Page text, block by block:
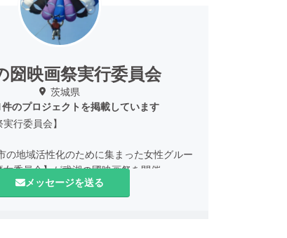
圀映画祭実行委員会
茨城県
のプロジェクトを掲載しています
行委員会】
の地域活性化のために集まった女性グルー
委員会】が弐湖の國映画祭を開催。
ない街で映画の上映だけでなく、ロケ地
メッセージを送る